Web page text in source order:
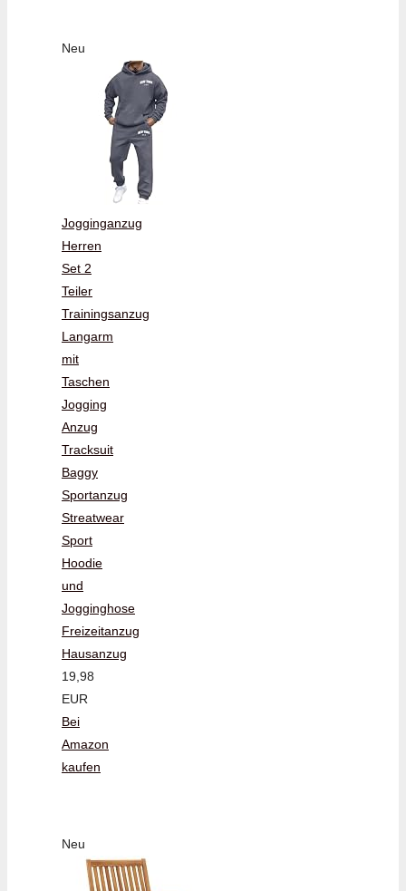
Neu
Jogginganzug
Herren
Set 2
Teiler
Trainingsanzug
Langarm
mit
Taschen
Jogging
Anzug
Tracksuit
Baggy
Sportanzug
Streatwear
Sport
Hoodie
und
Jogginghose
Freizeitanzug
Hausanzug
19,98
EUR
Bei
Amazon
kaufen
Neu